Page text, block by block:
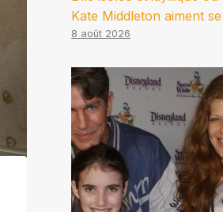
Kate Middleton aiment
8 août 2026